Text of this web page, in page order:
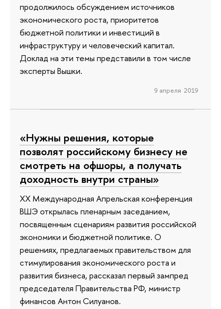
продолжилось обсуждением источников
экономического роста, приоритетов
бюджетной политики и инвестиций в
инфраструктуру и человеческий капитал.
Доклад на эти темы представили в том числе
эксперты Вышки.
9 апреля 2019
«Нужны решения, которые
позволят российскому бизнесу не
смотреть на офшоры, а получать
доходность внутри страны»
XX Международная Апрельская конференция
ВШЭ открылась пленарным заседанием,
посвященным сценариям развития российской
экономики и бюджетной политике. О
решениях, предлагаемых правительством для
стимулирования экономического роста и
развития бизнеса, рассказал первый зампред
председателя Правительства РФ, министр
финансов Антон Силуанов.